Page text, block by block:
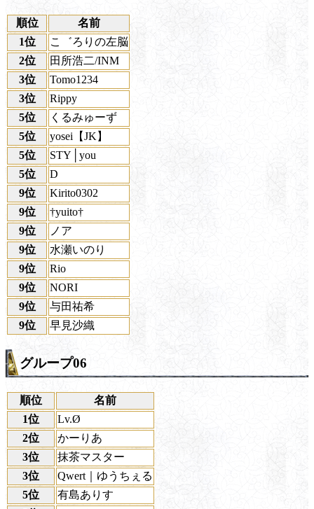
順位
名前
1位
こ゛ろりの左脳
2位
田所浩二/INM
3位
Tomo1234
3位
Rippy
5位
くるみゅーず
5位
yosei【JK】
5位
STY│you
5位
D
9位
Kirito0302
9位
†yuito†
9位
ノア
9位
水瀬いのり
9位
Rio
9位
NORI
9位
与田祐希
9位
早見沙織
グループ06
順位
名前
1位
Lv.Ø
2位
かーりあ
3位
抹茶マスター
3位
Qwert｜ゆうちぇる
5位
有島ありす